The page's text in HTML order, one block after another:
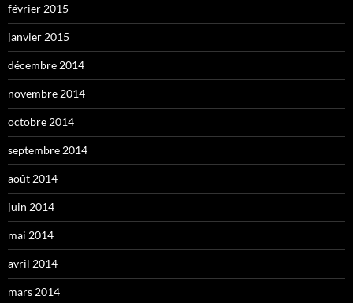
février 2015
janvier 2015
décembre 2014
novembre 2014
octobre 2014
septembre 2014
août 2014
juin 2014
mai 2014
avril 2014
mars 2014